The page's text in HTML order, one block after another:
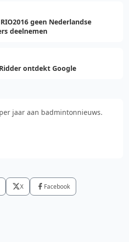
geen Nederlandse
deelnemen
ontdekt Google
jaar aan badmintonnieuws.
X Facebook